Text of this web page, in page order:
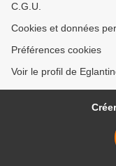
C.G.U.
Cookies et données
Préférences cookies
Voir le profil de